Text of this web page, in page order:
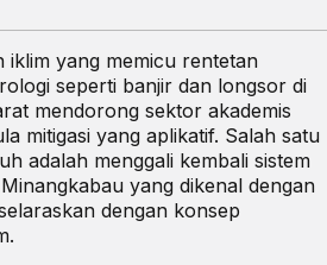
iklim yang memicu rentetan
seperti banjir dan longsor di
mendorong sektor akademis
mitigasi yang aplikatif. Salah satu
adalah menggali kembali sistem
yang dikenal dengan
dengan konsep